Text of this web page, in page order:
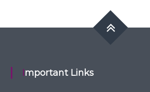
Important Links